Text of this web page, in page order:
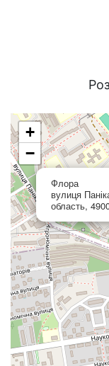
Флора
вулиця
область,
+
−